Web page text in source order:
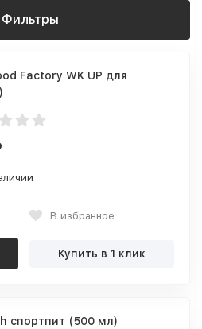
Фильтры
Factory WK UP для
В избранное
Купить в 1 клик
спортпит (500 мл)